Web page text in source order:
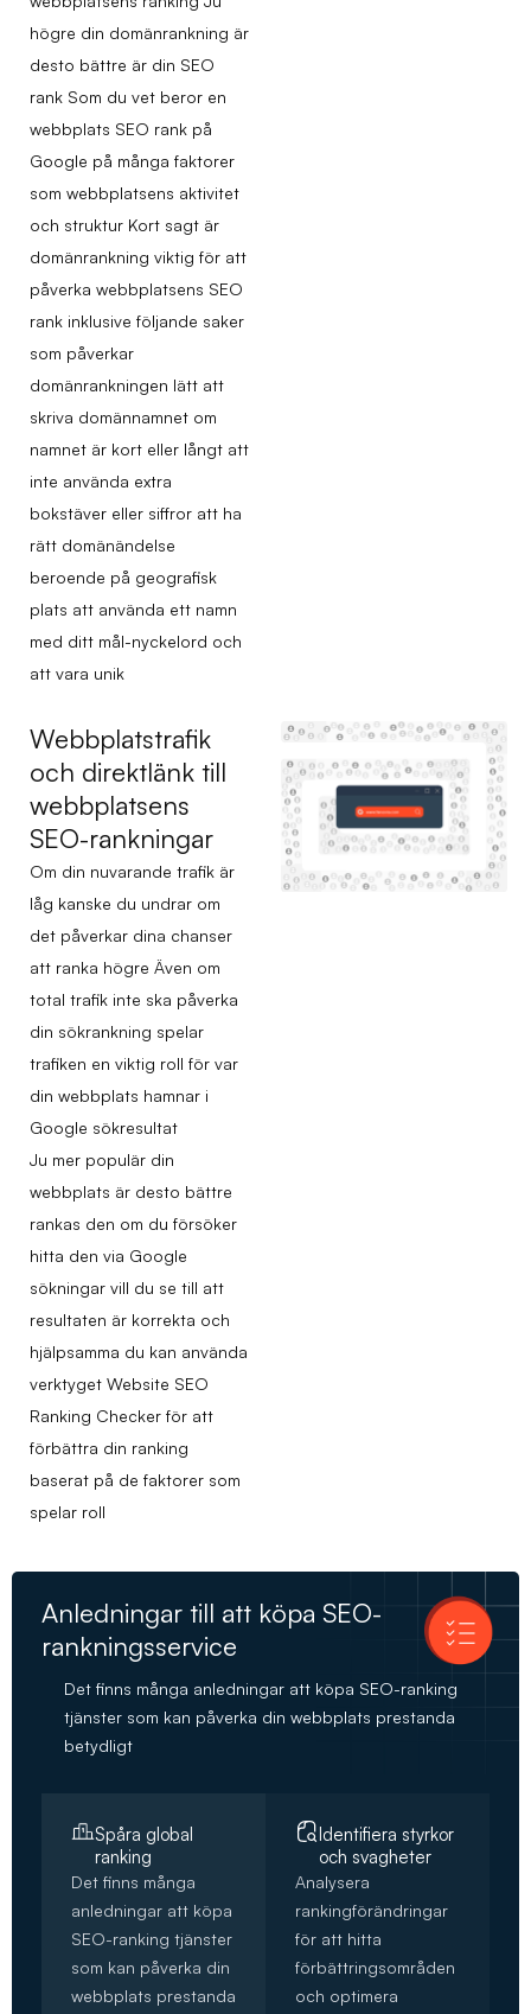
högre din domänrankning är
desto bättre är din SEO
rank Som du vet beror en
webbplats SEO rank på
Google på många faktorer
som webbplatsens aktivitet
och struktur Kort sagt är
domänrankning viktig för att
påverka webbplatsens SEO
rank inklusive följande saker
som påverkar
domänrankningen lätt att
skriva domännamnet om
namnet är kort eller långt att
inte använda extra
bokstäver eller siffror att ha
rätt domänändelse
beroende på geografisk
plats att använda ett namn
med ditt mål-nyckelord och
att vara unik
Webbplatstrafik
och direktlänk till
webbplatsens
SEO-rankningar
Om din nuvarande trafik är
låg kanske du undrar om
det påverkar dina chanser
att ranka högre Även om
total trafik inte ska påverka
din sökrankning spelar
trafiken en viktig roll för var
din webbplats hamnar i
Google sökresultat
Ju mer populär din
webbplats är desto bättre
rankas den om du försöker
hitta den via Google
sökningar vill du se till att
resultaten är korrekta och
hjälpsamma du kan använda
verktyget Website SEO
Ranking Checker för att
förbättra din ranking
baserat på de faktorer som
spelar roll
Anledningar till att köpa SEO-
rankningsservice
Det finns många anledningar att köpa SEO-ranking
tjänster som kan påverka din webbplats prestanda
betydligt
Spåra global
ranking
Det finns många
anledningar att köpa
SEO-ranking tjänster
som kan påverka din
webbplats prestanda
Identifiera styrkor
och svagheter
Analysera
rankingförändringar
för att hitta
förbättringsområden
och optimera